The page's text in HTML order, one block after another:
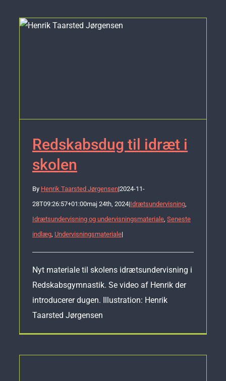
Redskabsdug til idræt i
skolen
By Henrik Taarsted Jørgensen|2024-11-
28T09:26:57+01:00maj 24th, 2024|Idrætsundervisning,
Idrætsundervisning og undervisningsmateriale, Seneste
indlæg, Undervisningsmateriale|
Nyt materiale til skolens idrætsundervisning i
Redskabsgymnastik. Se video af Henrik der
introducerer dugen. Illustration: Henrik
Taarsted Jørgensen